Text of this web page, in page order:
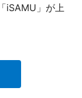
iSAMU」が上